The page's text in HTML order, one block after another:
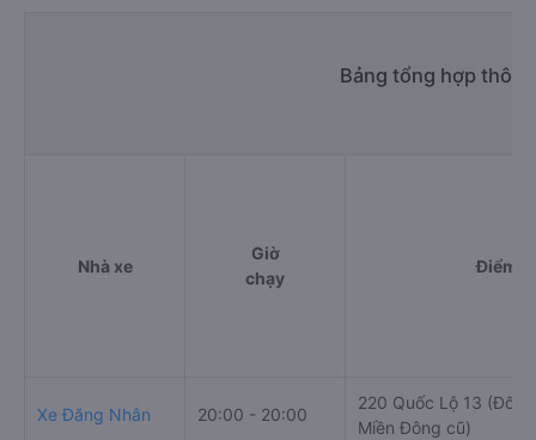
Bảng tổng hợp
Nhà xe
Giờ
chạy
Điểm đi
Xe Đăng Nhân 20:00 - 20:00
220 Quốc Lộ 13 (Đối
Miền Đông cũ)